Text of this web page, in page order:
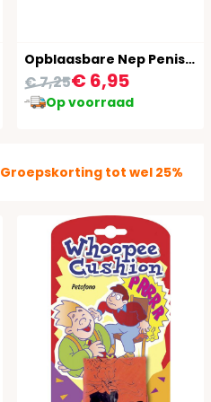
Opblaasbare Nep Penis Groot 90cm
€ 6,95
€ 7,25
Op voorraad
Groepskorting tot wel 25%